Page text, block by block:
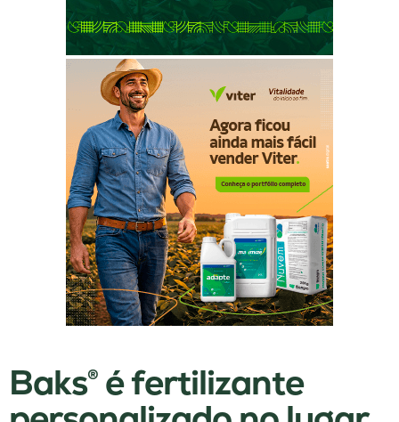
Baks® é fertilizante